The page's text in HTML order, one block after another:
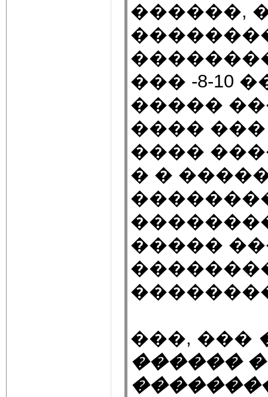
������,
��� -8-10
�����
����
����
� �
�����
���, ���
������